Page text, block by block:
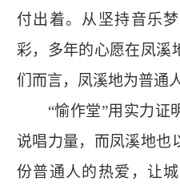
付出着。从坚持音乐
彩，多年的心愿在凤溪
们而言，凤溪地为普通
“愉作堂”用实力证
说唱力量，而凤溪地也
份普通人的热爱，让